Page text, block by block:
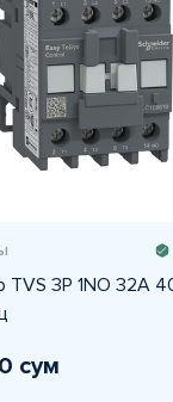
TVS 3P 1NO 32А
сум